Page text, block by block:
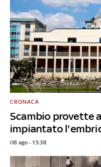
Scambio provette
impiantato
CRONACA
08 ago - 13:38